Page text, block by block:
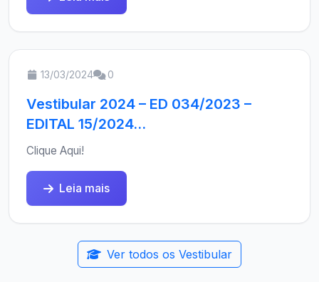
13/03/2024 0
Vestibular 2024 – ED 034/2023 –
EDITAL 15/2024...
Clique Aqui!
Leia mais
Ver todos os Vestibular